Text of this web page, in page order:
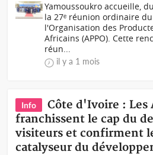
Yamoussoukro accueille,
la 27ᵉ réunion ordinaire
l'Organisation des
Africains (APPO). Cette
réun...
il y a 1 mois
Info
Côte d'Ivoire : Les
franchissent le cap du
visiteurs et confirment
catalyseur du